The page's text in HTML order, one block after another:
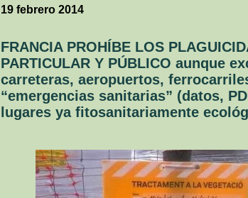
19 febrero 2014
FRANCIA PROHÍBE LOS
PARTICULAR Y PÚBLICO aunque
carreteras, aeropuertos,
“emergencias sanitarias” (datos,
lugares ya fitosanitariamente